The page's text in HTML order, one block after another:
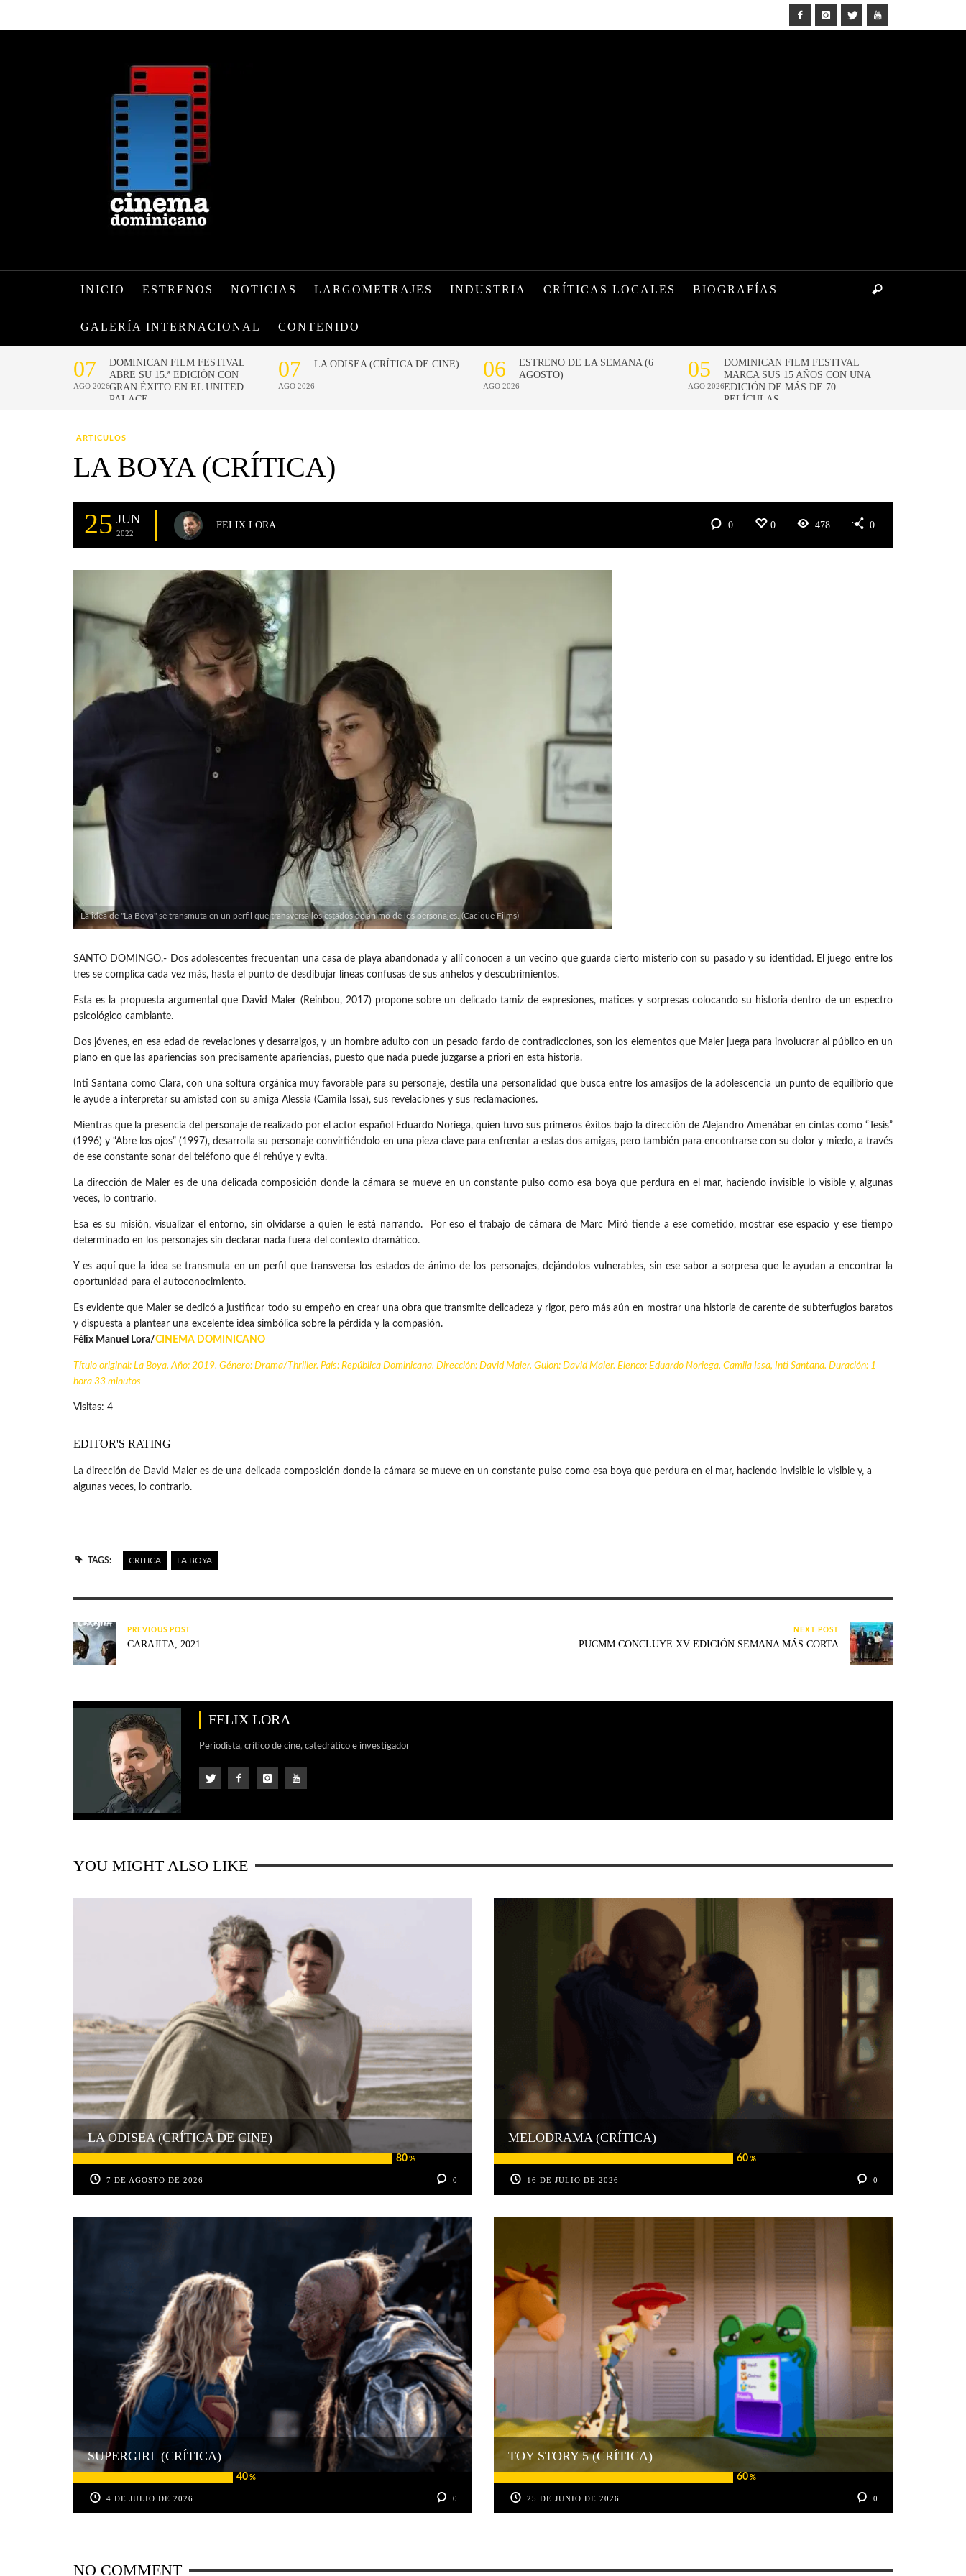
INICIO ESTRENOS NOTICIAS LARGOMETRAJES INDUSTRIA CRÍTICAS LOCALES BIOGRAFÍAS
GALERÍA INTERNACIONAL CONTENIDO
ARTICULOS
LA BOYA (CRÍTICA)
25 JUN
2022
FELIX LORA 0 0 478 0
La idea de "La Boya" se transmuta en un perfil que transversa los estados de ánimo de los personajes. (Cacique Films)
SANTO DOMINGO.- Dos adolescentes frecuentan una casa de playa abandonada y allí conocen a un vecino que guarda cierto misterio con su pasado y su identidad. El juego entre los
tres se complica cada vez más, hasta el punto de desdibujar líneas confusas de sus anhelos y descubrimientos.
Esta es la propuesta argumental que David Maler (Reinbou, 2017) propone sobre un delicado tamiz de expresiones, matices y sorpresas colocando su historia dentro de un espectro
psicológico cambiante.
Dos jóvenes, en esa edad de revelaciones y desarraigos, y un hombre adulto con un pesado fardo de contradicciones, son los elementos que Maler juega para involucrar al público en un
plano en que las apariencias son precisamente apariencias, puesto que nada puede juzgarse a priori en esta historia.
Inti Santana como Clara, con una soltura orgánica muy favorable para su personaje, destila una personalidad que busca entre los amasijos de la adolescencia un punto de equilibrio que
le ayude a interpretar su amistad con su amiga Alessia (Camila Issa), sus revelaciones y sus reclamaciones.
Mientras que la presencia del personaje de realizado por el actor español Eduardo Noriega, quien tuvo sus primeros éxitos bajo la dirección de Alejandro Amenábar en cintas como “Tesis”
(1996) y “Abre los ojos” (1997), desarrolla su personaje convirtiéndolo en una pieza clave para enfrentar a estas dos amigas, pero también para encontrarse con su dolor y miedo, a través
de ese constante sonar del teléfono que él rehúye y evita.
La dirección de Maler es de una delicada composición donde la cámara se mueve en un constante pulso como esa boya que perdura en el mar, haciendo invisible lo visible y, algunas
veces, lo contrario.
Esa es su misión, visualizar el entorno, sin olvidarse a quien le está narrando. Por eso el trabajo de cámara de Marc Miró tiende a ese cometido, mostrar ese espacio y ese tiempo
determinado en los personajes sin declarar nada fuera del contexto dramático.
Y es aquí que la idea se transmuta en un perfil que transversa los estados de ánimo de los personajes, dejándolos vulnerables, sin ese sabor a sorpresa que le ayudan a encontrar la
oportunidad para el autoconocimiento.
Es evidente que Maler se dedicó a justificar todo su empeño en crear una obra que transmite delicadeza y rigor, pero más aún en mostrar una historia de carente de subterfugios baratos
y dispuesta a plantear una excelente idea simbólica sobre la pérdida y la compasión.
Félix Manuel Lora/CINEMA DOMINICANO
Título original: La Boya. Año: 2019. Género: Drama/Thriller. País: República Dominicana. Dirección: David Maler. Guion: David Maler. Elenco: Eduardo Noriega, Camila Issa, Inti Santana. Duración: 1
hora 33 minutos
Visitas: 4
EDITOR'S RATING
La dirección de David Maler es de una delicada composición donde la cámara se mueve en un constante pulso como esa boya que perdura en el mar, haciendo invisible lo visible y, a
algunas veces, lo contrario.
TAGS: CRITICA LA BOYA
PREVIOUS POST
CARAJITA, 2021
NEXT POST
PUCMM CONCLUYE XV EDICIÓN SEMANA MÁS CORTA
FELIX LORA
Periodista, crítico de cine, catedrático e investigador
YOU MIGHT ALSO LIKE
80%
LA ODISEA (CRÍTICA DE CINE)
7 DE AGOSTO DE 2026 0
60%
MELODRAMA (CRÍTICA)
16 DE JULIO DE 2026 0
40%
SUPERGIRL (CRÍTICA)
4 DE JULIO DE 2026 0
60%
TOY STORY 5 (CRÍTICA)
25 DE JUNIO DE 2026 0
NO COMMENT